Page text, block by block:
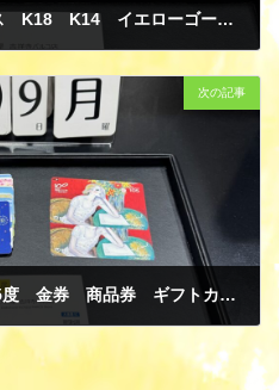
貴金属 ジュエリー ピアス K18 K14 イエローゴールド ホワイトゴールド パール 買取
次の記事
テレホンカード 50度 105度 金券 商品券 ギフトカード 買取